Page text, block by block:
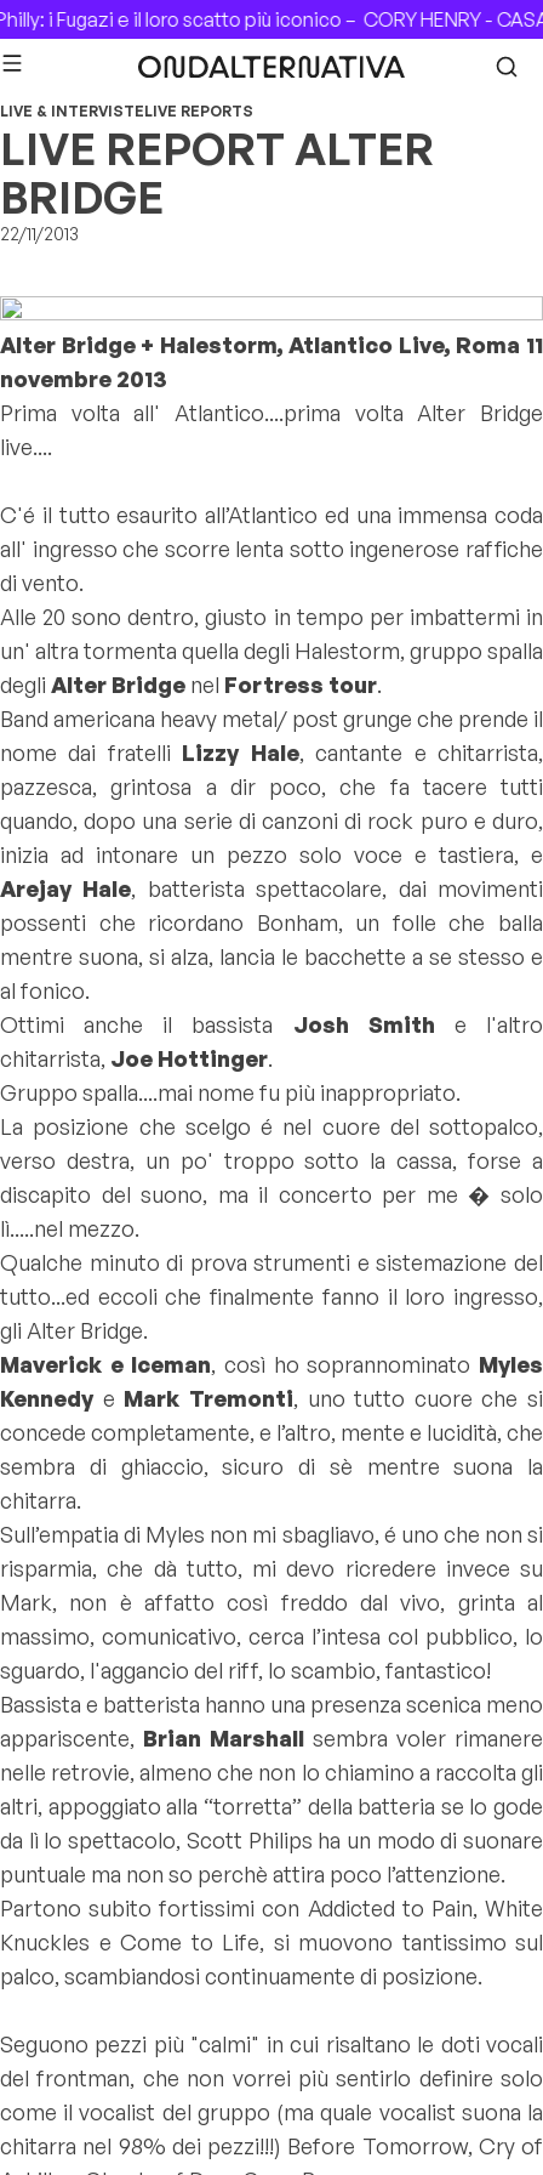
Skip to content
i Fugazi e il loro scatto più iconico –CORY HENRY -
LIVE & INTERVISTELIVE REPORTS
LIVE REPORT ALTER
BRIDGE
22/11/2013
Alter Bridge + Halestorm, Atlantico Live, Roma 11
novembre 2013
Prima volta all' Atlantico....prima volta Alter Bridge
live....
C'é il tutto esaurito all’Atlantico ed una immensa coda
all' ingresso che scorre lenta sotto ingenerose raffiche
di vento.
Alle 20 sono dentro, giusto in tempo per imbattermi in
un' altra tormenta quella degli Halestorm, gruppo spalla
degli Alter Bridge nel Fortress tour.
Band americana heavy metal/ post grunge che prende il
nome dai fratelli Lizzy Hale, cantante e chitarrista,
pazzesca, grintosa a dir poco, che fa tacere tutti
quando, dopo una serie di canzoni di rock puro e duro,
inizia ad intonare un pezzo solo voce e tastiera, e
Arejay Hale, batterista spettacolare, dai movimenti
possenti che ricordano Bonham, un folle che balla
mentre suona, si alza, lancia le bacchette a se stesso e
al fonico.
Ottimi anche il bassista Josh Smith e l'altro
chitarrista, Joe Hottinger.
Gruppo spalla....mai nome fu più inappropriato.
La posizione che scelgo é nel cuore del sottopalco,
verso destra, un po' troppo sotto la cassa, forse a
discapito del suono, ma il concerto per me � solo
lì.....nel mezzo.
Qualche minuto di prova strumenti e sistemazione del
tutto...ed eccoli che finalmente fanno il loro ingresso,
gli Alter Bridge.
Maverick e Iceman, così ho soprannominato Myles
Kennedye Mark Tremonti, uno tutto cuore che si
concede completamente, e l’altro, mente e lucidità, che
sembra di ghiaccio, sicuro di sè mentre suona la
chitarra.
Sull’empatia di Myles non mi sbagliavo, é uno che non si
risparmia, che dà tutto, mi devo ricredere invece su
Mark, non è affatto così freddo dal vivo, grinta al
massimo, comunicativo, cerca l’intesa col pubblico, lo
sguardo, l'aggancio del riff, lo scambio, fantastico!
Bassista e batterista hanno una presenza scenica meno
appariscente, Brian Marshall sembra voler rimanere
nelle retrovie, almeno che non lo chiamino a raccolta gli
altri, appoggiato alla “torretta” della batteria se lo gode
da lì lo spettacolo, Scott Philips ha un modo di suonare
puntuale ma non so perchè attira poco l’attenzione.
Partono subito fortissimi con Addicted to Pain, White
Knuckles e Come to Life, si muovono tantissimo sul
palco, scambiandosi continuamente di posizione.
Seguono pezzi più "calmi" in cui risaltano le doti vocali
del frontman, che non vorrei più sentirlo definire solo
come il vocalist del gruppo (ma quale vocalist suona la
chitarra nel 98% dei pezzi!!!) Before Tomorrow, Cry of